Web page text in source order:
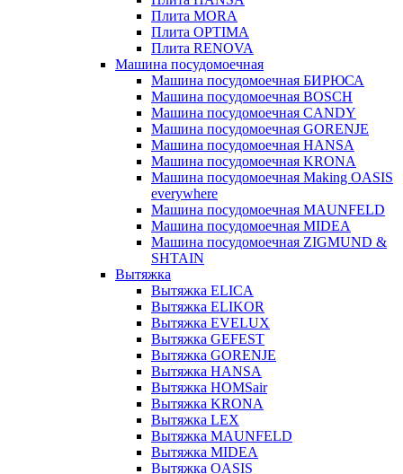
Плита MORA
Плита OPTIMA
Плита RENOVA
Машина посудомоечная
Машина посудомоечная БИРЮСА
Машина посудомоечная BOSCH
Машина посудомоечная CANDY
Машина посудомоечная GORENJE
Машина посудомоечная HANSA
Машина посудомоечная KRONA
Машина посудомоечная Making OASIS
everywhere
Машина посудомоечная MAUNFELD
Машина посудомоечная MIDEA
Машина посудомоечная ZIGMUND &
SHTAIN
Вытяжка
Вытяжка ELICA
Вытяжка ELIKOR
Вытяжка EVELUX
Вытяжка GEFEST
Вытяжка GORENJE
Вытяжка HANSA
Вытяжка HOMSair
Вытяжка KRONA
Вытяжка LEX
Вытяжка MAUNFELD
Вытяжка MIDEA
Вытяжка OASIS